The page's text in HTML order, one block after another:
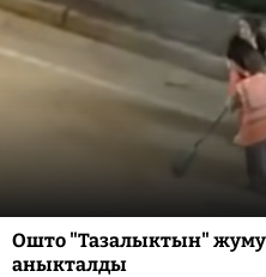
Ошто "Тазалыктын"
аныкталды